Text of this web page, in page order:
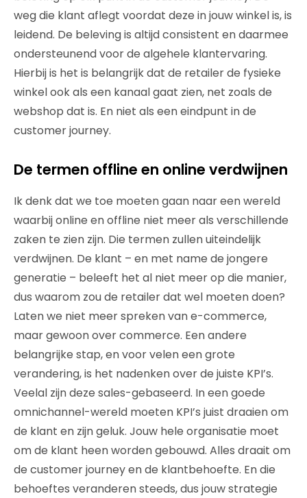
weg die klant aflegt voordat deze in jouw winkel is, is
leidend. De beleving is altijd consistent en daarmee
ondersteunend voor de algehele klantervaring.
Hierbij is het is belangrijk dat de retailer de fysieke
winkel ook als een kanaal gaat zien, net zoals de
webshop dat is. En niet als een eindpunt in de
customer journey.
De termen offline en online verdwijnen
Ik denk dat we toe moeten gaan naar een wereld
waarbij online en offline niet meer als verschillende
zaken te zien zijn. Die termen zullen uiteindelijk
verdwijnen. De klant – en met name de jongere
generatie – beleeft het al niet meer op die manier,
dus waarom zou de retailer dat wel moeten doen?
Laten we niet meer spreken van e-commerce,
maar gewoon over commerce. Een andere
belangrijke stap, en voor velen een grote
verandering, is het nadenken over de juiste KPI’s.
Veelal zijn deze sales-gebaseerd. In een goede
omnichannel-wereld moeten KPI’s juist draaien om
de klant en zijn geluk. Jouw hele organisatie moet
om de klant heen worden gebouwd. Alles draait om
de customer journey en de klantbehoefte. En die
behoeftes veranderen steeds, dus jouw strategie